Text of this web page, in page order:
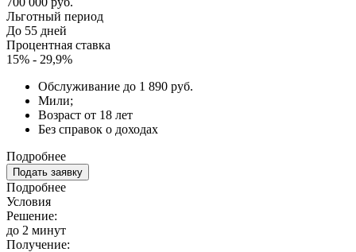
Льготный период
До 55 дней
Процентная ставка
15% - 29,9%
Обслуживание до 1 890 руб.
Мили;
Возраст от 18 лет
Без справок о доходах
Подробнее
Подать заявку
Подробнее
Условия
Решение:
до 2 минут
Получение: